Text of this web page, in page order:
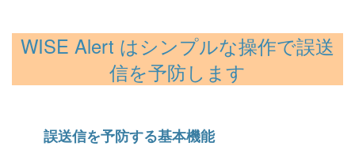
WISE Alert はシンプルな操作で誤送
信を予防します
誤送信を予防する基本機能